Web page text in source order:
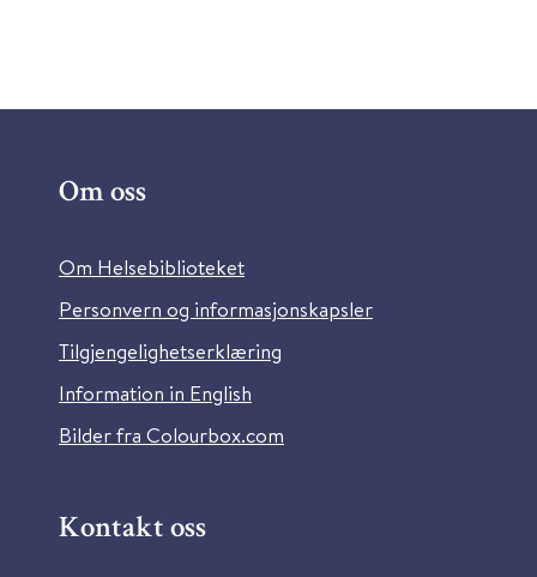
Om oss
Om Helsebiblioteket
Personvern og informasjonskapsler
Tilgjengelighetserklæring
Information in English
Bilder fra Colourbox.com
Kontakt oss